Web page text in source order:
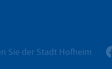
Sie der Stadt Hofheim